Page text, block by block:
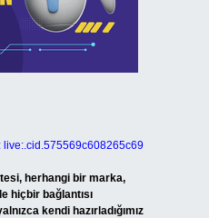
live:.cid.575569c608265c69
herhangi bir marka,
hiçbir bağlantısı
kendi hazırladığımız